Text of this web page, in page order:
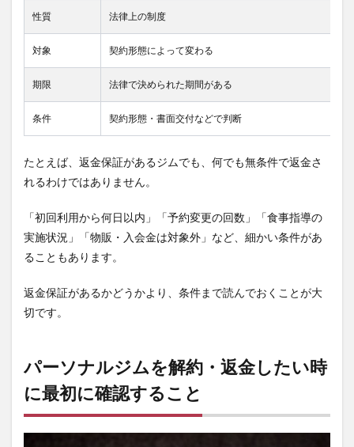
更新
6.3
違約
金・
手数
料が
発生
する
もあ
る
約し
てし
まっ
た時
性質 法律上の制度
対象 契約形態によって変わる
期限 法律で決められた期間がある
条件 契約形態・書面交付などで判断
たとえば、返金保証があるジムでも、何でも無条件で返金さ
れるわけではありません。
「初回利用から何日以内」「予約変更の回数」「食事指導の
実施状況」「物販・入会金は対象外」など、細かい条件があ
ることもあります。
返金保証があるかどうかより、条件まで読んでおくことが大
切です。
パーソナルジムを解約・返金したい時
に最初に確認すること